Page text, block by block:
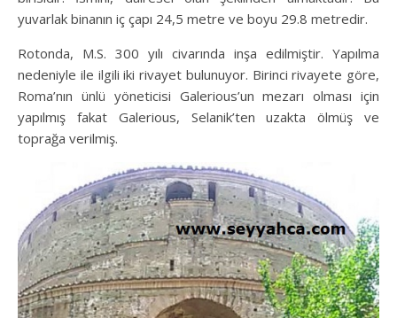
yuvarlak binanın iç çapı 24,5 metre ve boyu 29.8 metredir.
Rotonda, M.S. 300 yılı civarında inşa edilmiştir. Yapılma
nedeniyle ile ilgili iki rivayet bulunuyor. Birinci rivayete göre,
Roma’nın ünlü yöneticisi Galerious’un mezarı olması için
yapılmış fakat Galerious, Selanik’ten uzakta ölmüş ve
toprağa verilmiş.